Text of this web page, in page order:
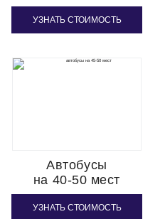
УЗНАТЬ СТОИМОСТЬ
Автобусы
на 40-50 мест
УЗНАТЬ СТОИМОСТЬ